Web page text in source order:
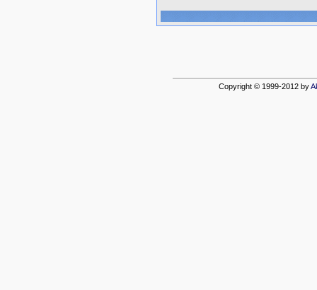
Copyright © 1999-2012 by